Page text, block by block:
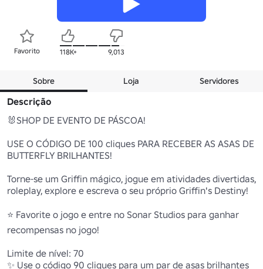
Favorito 118K+ 9,013
Sobre Loja Servidores
Descrição
🐰SHOP DE EVENTO DE PÁSCOA!
USE O CÓDIGO DE 100 cliques PARA RECEBER AS ASAS DE
BUTTERFLY BRILHANTES!
Torne-se um Griffin mágico, jogue em atividades divertidas,
roleplay, explore e escreva o seu próprio Griffin's Destiny!
⭐ Favorite o jogo e entre no Sonar Studios para ganhar
recompensas no jogo!
Limite de nível: 70
✨ Use o código 90 cliques para um par de asas brilhantes